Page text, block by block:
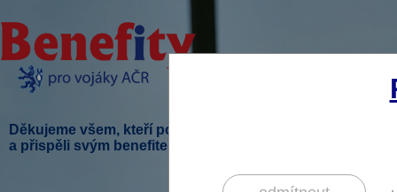
Děkujeme všem, kteří podpořili tento projekt
a přispěli svým benefitem.